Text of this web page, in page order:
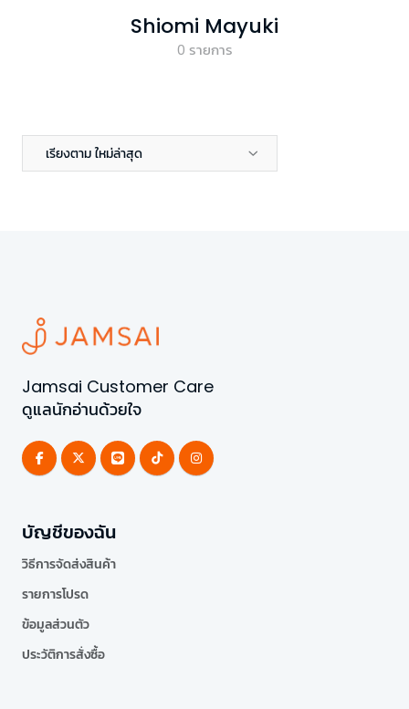
Shiomi Mayuki
0 รายการ
เรียงตาม ใหม่ล่าสุด
Jamsai Customer Care
ดูแลนักอ่านด้วยใจ
บัญชีของฉัน
วิธีการจัดส่งสินค้า
รายการโปรด
ข้อมูลส่วนตัว
ประวัติการสั่งซื้อ